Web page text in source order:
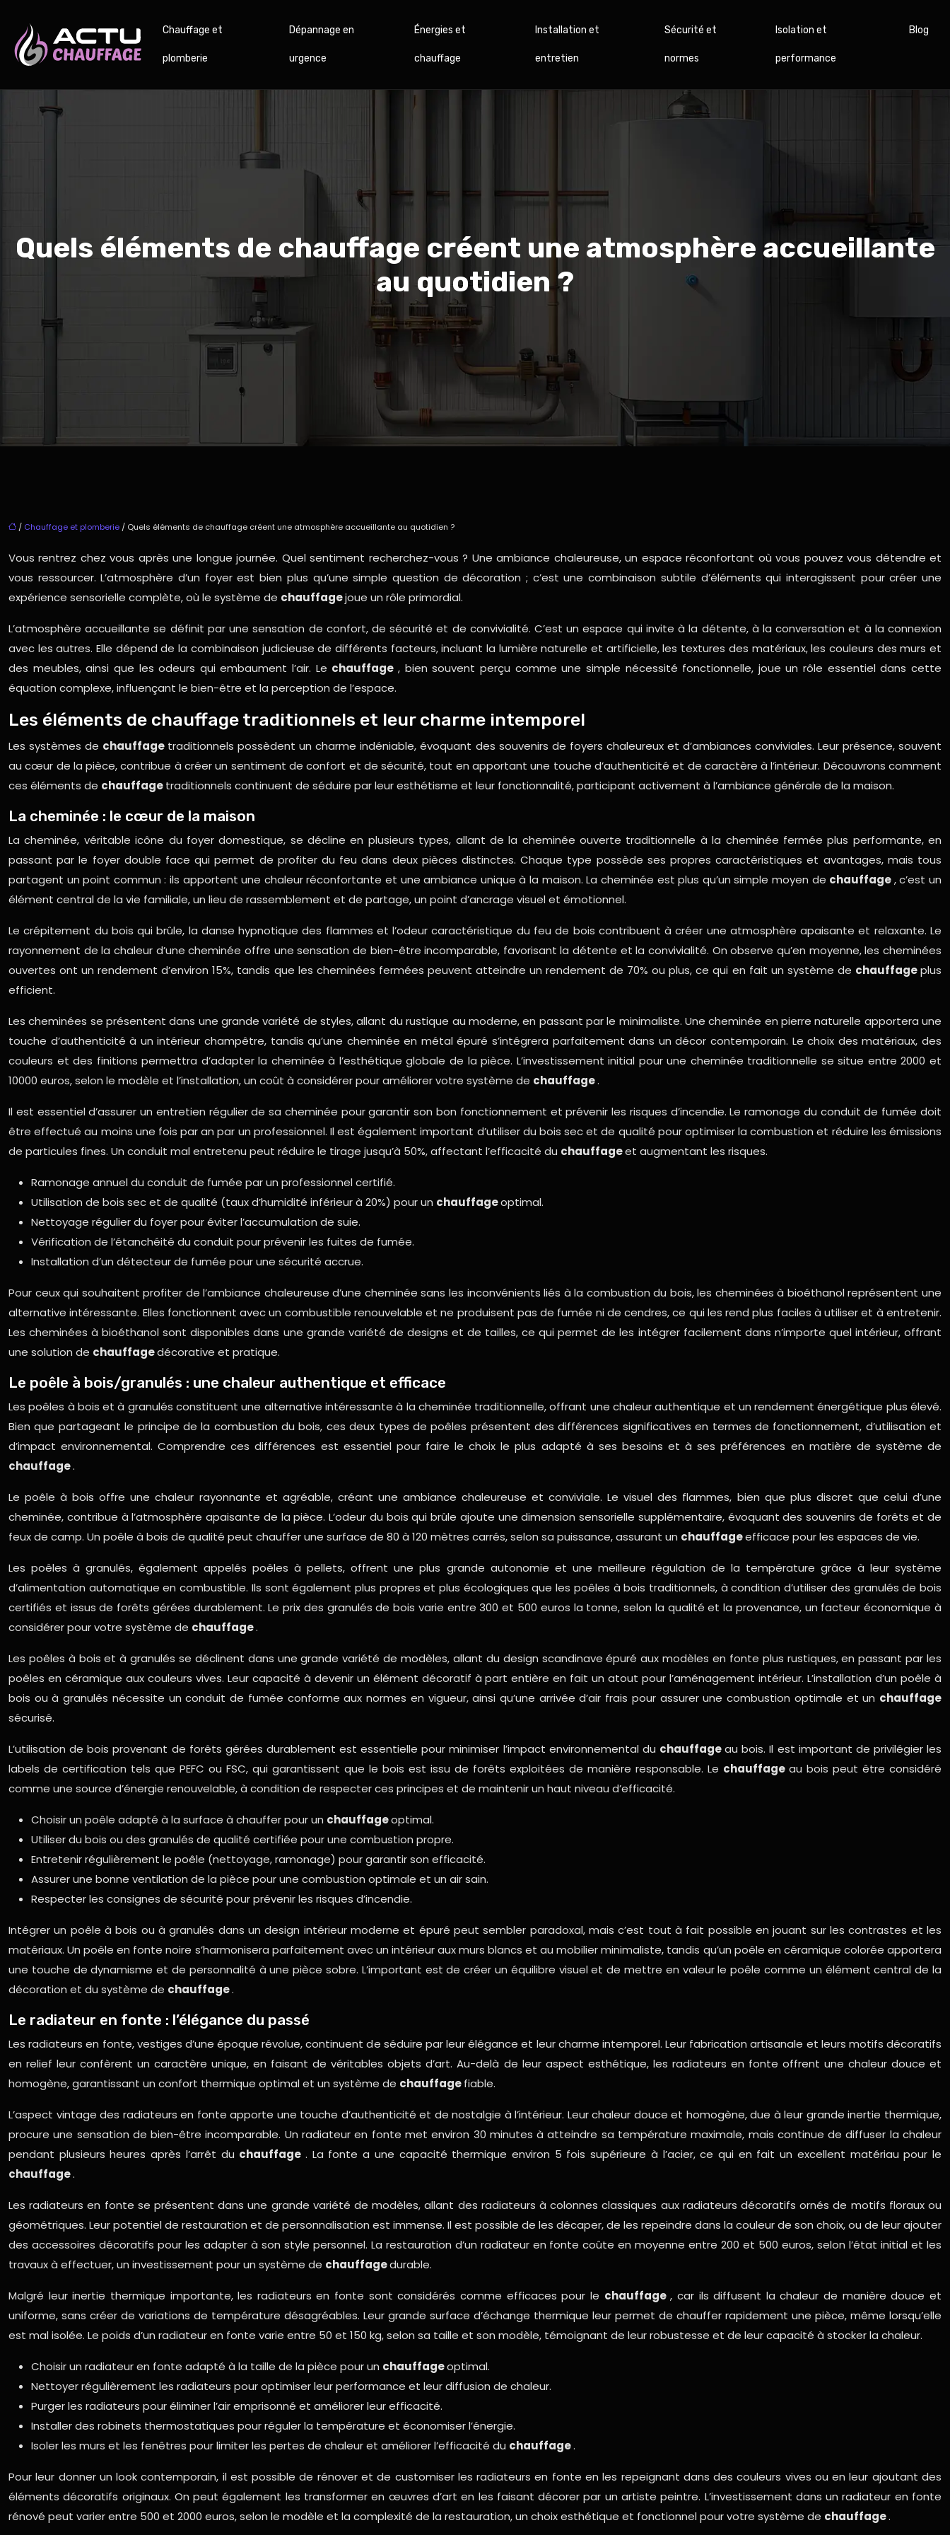
Chauffage et
plomberie
Dépannage en
urgence
Énergies et
chauffage
Installation et
entretien
Sécurité et
normes
Isolation et
performance
Blog
Quels éléments de chauffage créent une atmosphère accueillante
au quotidien ?
/ Chauffage et plomberie / Quels éléments de chauffage créent une atmosphère accueillante au quotidien ?
Vous rentrez chez vous après une longue journée. Quel sentiment recherchez-vous ? Une ambiance chaleureuse, un espace réconfortant où vous pouvez vous détendre et
vous ressourcer. L’atmosphère d’un foyer est bien plus qu’une simple question de décoration ; c’est une combinaison subtile d’éléments qui interagissent pour créer une
expérience sensorielle complète, où le système de chauffagejoue un rôle primordial.
L’atmosphère accueillante se définit par une sensation de confort, de sécurité et de convivialité. C’est un espace qui invite à la détente, à la conversation et à la connexion
avec les autres. Elle dépend de la combinaison judicieuse de différents facteurs, incluant la lumière naturelle et artificielle, les textures des matériaux, les couleurs des murs et
des meubles, ainsi que les odeurs qui embaument l’air. Le chauffage, bien souvent perçu comme une simple nécessité fonctionnelle, joue un rôle essentiel dans cette
équation complexe, influençant le bien-être et la perception de l’espace.
Les éléments de chauffage traditionnels et leur charme intemporel
Les systèmes de chauffage traditionnels possèdent un charme indéniable, évoquant des souvenirs de foyers chaleureux et d’ambiances conviviales. Leur présence, souvent
au cœur de la pièce, contribue à créer un sentiment de confort et de sécurité, tout en apportant une touche d’authenticité et de caractère à l’intérieur. Découvrons comment
ces éléments de chauffagetraditionnels continuent de séduire par leur esthétisme et leur fonctionnalité, participant activement à l’ambiance générale de la maison.
La cheminée : le cœur de la maison
La cheminée, véritable icône du foyer domestique, se décline en plusieurs types, allant de la cheminée ouverte traditionnelle à la cheminée fermée plus performante, en
passant par le foyer double face qui permet de profiter du feu dans deux pièces distinctes. Chaque type possède ses propres caractéristiques et avantages, mais tous
partagent un point commun : ils apportent une chaleur réconfortante et une ambiance unique à la maison. La cheminée est plus qu’un simple moyen de chauffage, c’est un
élément central de la vie familiale, un lieu de rassemblement et de partage, un point d’ancrage visuel et émotionnel.
Le crépitement du bois qui brûle, la danse hypnotique des flammes et l’odeur caractéristique du feu de bois contribuent à créer une atmosphère apaisante et relaxante. Le
rayonnement de la chaleur d’une cheminée offre une sensation de bien-être incomparable, favorisant la détente et la convivialité. On observe qu’en moyenne, les cheminées
ouvertes ont un rendement d’environ 15%, tandis que les cheminées fermées peuvent atteindre un rendement de 70% ou plus, ce qui en fait un système de chauffageplus
efficient.
Les cheminées se présentent dans une grande variété de styles, allant du rustique au moderne, en passant par le minimaliste. Une cheminée en pierre naturelle apportera une
touche d’authenticité à un intérieur champêtre, tandis qu’une cheminée en métal épuré s’intégrera parfaitement dans un décor contemporain. Le choix des matériaux, des
couleurs et des finitions permettra d’adapter la cheminée à l’esthétique globale de la pièce. L’investissement initial pour une cheminée traditionnelle se situe entre 2000 et
10000 euros, selon le modèle et l’installation, un coût à considérer pour améliorer votre système de chauffage.
Il est essentiel d’assurer un entretien régulier de sa cheminée pour garantir son bon fonctionnement et prévenir les risques d’incendie. Le ramonage du conduit de fumée doit
être effectué au moins une fois par an par un professionnel. Il est également important d’utiliser du bois sec et de qualité pour optimiser la combustion et réduire les émissions
de particules fines. Un conduit mal entretenu peut réduire le tirage jusqu’à 50%, affectant l’efficacité du chauffageet augmentant les risques.
Ramonage annuel du conduit de fumée par un professionnel certifié.
Utilisation de bois sec et de qualité (taux d’humidité inférieur à 20%) pour un chauffageoptimal.
Nettoyage régulier du foyer pour éviter l’accumulation de suie.
Vérification de l’étanchéité du conduit pour prévenir les fuites de fumée.
Installation d’un détecteur de fumée pour une sécurité accrue.
Pour ceux qui souhaitent profiter de l’ambiance chaleureuse d’une cheminée sans les inconvénients liés à la combustion du bois, les cheminées à bioéthanol représentent une
alternative intéressante. Elles fonctionnent avec un combustible renouvelable et ne produisent pas de fumée ni de cendres, ce qui les rend plus faciles à utiliser et à entretenir.
Les cheminées à bioéthanol sont disponibles dans une grande variété de designs et de tailles, ce qui permet de les intégrer facilement dans n’importe quel intérieur, offrant
une solution de chauffagedécorative et pratique.
Le poêle à bois/granulés : une chaleur authentique et efficace
Les poêles à bois et à granulés constituent une alternative intéressante à la cheminée traditionnelle, offrant une chaleur authentique et un rendement énergétique plus élevé.
Bien que partageant le principe de la combustion du bois, ces deux types de poêles présentent des différences significatives en termes de fonctionnement, d’utilisation et
d’impact environnemental. Comprendre ces différences est essentiel pour faire le choix le plus adapté à ses besoins et à ses préférences en matière de système de
chauffage.
Le poêle à bois offre une chaleur rayonnante et agréable, créant une ambiance chaleureuse et conviviale. Le visuel des flammes, bien que plus discret que celui d’une
cheminée, contribue à l’atmosphère apaisante de la pièce. L’odeur du bois qui brûle ajoute une dimension sensorielle supplémentaire, évoquant des souvenirs de forêts et de
feux de camp. Un poêle à bois de qualité peut chauffer une surface de 80 à 120 mètres carrés, selon sa puissance, assurant un chauffageefficace pour les espaces de vie.
Les poêles à granulés, également appelés poêles à pellets, offrent une plus grande autonomie et une meilleure régulation de la température grâce à leur système
d’alimentation automatique en combustible. Ils sont également plus propres et plus écologiques que les poêles à bois traditionnels, à condition d’utiliser des granulés de bois
certifiés et issus de forêts gérées durablement. Le prix des granulés de bois varie entre 300 et 500 euros la tonne, selon la qualité et la provenance, un facteur économique à
considérer pour votre système de chauffage.
Les poêles à bois et à granulés se déclinent dans une grande variété de modèles, allant du design scandinave épuré aux modèles en fonte plus rustiques, en passant par les
poêles en céramique aux couleurs vives. Leur capacité à devenir un élément décoratif à part entière en fait un atout pour l’aménagement intérieur. L’installation d’un poêle à
bois ou à granulés nécessite un conduit de fumée conforme aux normes en vigueur, ainsi qu’une arrivée d’air frais pour assurer une combustion optimale et un chauffage
sécurisé.
L’utilisation de bois provenant de forêts gérées durablement est essentielle pour minimiser l’impact environnemental du chauffageau bois. Il est important de privilégier les
labels de certification tels que PEFC ou FSC, qui garantissent que le bois est issu de forêts exploitées de manière responsable. Le chauffage au bois peut être considéré
comme une source d’énergie renouvelable, à condition de respecter ces principes et de maintenir un haut niveau d’efficacité.
Choisir un poêle adapté à la surface à chauffer pour un chauffageoptimal.
Utiliser du bois ou des granulés de qualité certifiée pour une combustion propre.
Entretenir régulièrement le poêle (nettoyage, ramonage) pour garantir son efficacité.
Assurer une bonne ventilation de la pièce pour une combustion optimale et un air sain.
Respecter les consignes de sécurité pour prévenir les risques d’incendie.
Intégrer un poêle à bois ou à granulés dans un design intérieur moderne et épuré peut sembler paradoxal, mais c’est tout à fait possible en jouant sur les contrastes et les
matériaux. Un poêle en fonte noire s’harmonisera parfaitement avec un intérieur aux murs blancs et au mobilier minimaliste, tandis qu’un poêle en céramique colorée apportera
une touche de dynamisme et de personnalité à une pièce sobre. L’important est de créer un équilibre visuel et de mettre en valeur le poêle comme un élément central de la
décoration et du système de chauffage.
Le radiateur en fonte : l’élégance du passé
Les radiateurs en fonte, vestiges d’une époque révolue, continuent de séduire par leur élégance et leur charme intemporel. Leur fabrication artisanale et leurs motifs décoratifs
en relief leur confèrent un caractère unique, en faisant de véritables objets d’art. Au-delà de leur aspect esthétique, les radiateurs en fonte offrent une chaleur douce et
homogène, garantissant un confort thermique optimal et un système de chauffagefiable.
L’aspect vintage des radiateurs en fonte apporte une touche d’authenticité et de nostalgie à l’intérieur. Leur chaleur douce et homogène, due à leur grande inertie thermique,
procure une sensation de bien-être incomparable. Un radiateur en fonte met environ 30 minutes à atteindre sa température maximale, mais continue de diffuser la chaleur
pendant plusieurs heures après l’arrêt du chauffage. La fonte a une capacité thermique environ 5 fois supérieure à l’acier, ce qui en fait un excellent matériau pour le
chauffage.
Les radiateurs en fonte se présentent dans une grande variété de modèles, allant des radiateurs à colonnes classiques aux radiateurs décoratifs ornés de motifs floraux ou
géométriques. Leur potentiel de restauration et de personnalisation est immense. Il est possible de les décaper, de les repeindre dans la couleur de son choix, ou de leur ajouter
des accessoires décoratifs pour les adapter à son style personnel. La restauration d’un radiateur en fonte coûte en moyenne entre 200 et 500 euros, selon l’état initial et les
travaux à effectuer, un investissement pour un système de chauffagedurable.
Malgré leur inertie thermique importante, les radiateurs en fonte sont considérés comme efficaces pour le chauffage, car ils diffusent la chaleur de manière douce et
uniforme, sans créer de variations de température désagréables. Leur grande surface d’échange thermique leur permet de chauffer rapidement une pièce, même lorsqu’elle
est mal isolée. Le poids d’un radiateur en fonte varie entre 50 et 150 kg, selon sa taille et son modèle, témoignant de leur robustesse et de leur capacité à stocker la chaleur.
Choisir un radiateur en fonte adapté à la taille de la pièce pour un chauffageoptimal.
Nettoyer régulièrement les radiateurs pour optimiser leur performance et leur diffusion de chaleur.
Purger les radiateurs pour éliminer l’air emprisonné et améliorer leur efficacité.
Installer des robinets thermostatiques pour réguler la température et économiser l’énergie.
Isoler les murs et les fenêtres pour limiter les pertes de chaleur et améliorer l’efficacité du chauffage.
Pour leur donner un look contemporain, il est possible de rénover et de customiser les radiateurs en fonte en les repeignant dans des couleurs vives ou en leur ajoutant des
éléments décoratifs originaux. On peut également les transformer en œuvres d’art en les faisant décorer par un artiste peintre. L’investissement dans un radiateur en fonte
rénové peut varier entre 500 et 2000 euros, selon le modèle et la complexité de la restauration, un choix esthétique et fonctionnel pour votre système de chauffage.